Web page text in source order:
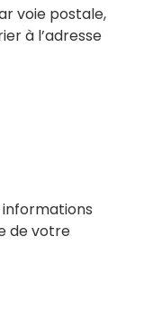
voie postale,
à l’adresse
informations
de votre